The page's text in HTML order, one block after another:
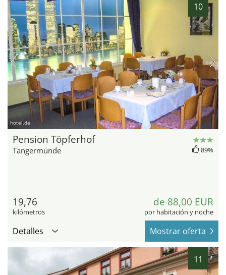
10
hotel.de
Pension Töpferhof
Tangermünde 89%
19,76
kilómetros
de 88,00 EUR
por habitación y noche
Detalles Mostrar oferta
11